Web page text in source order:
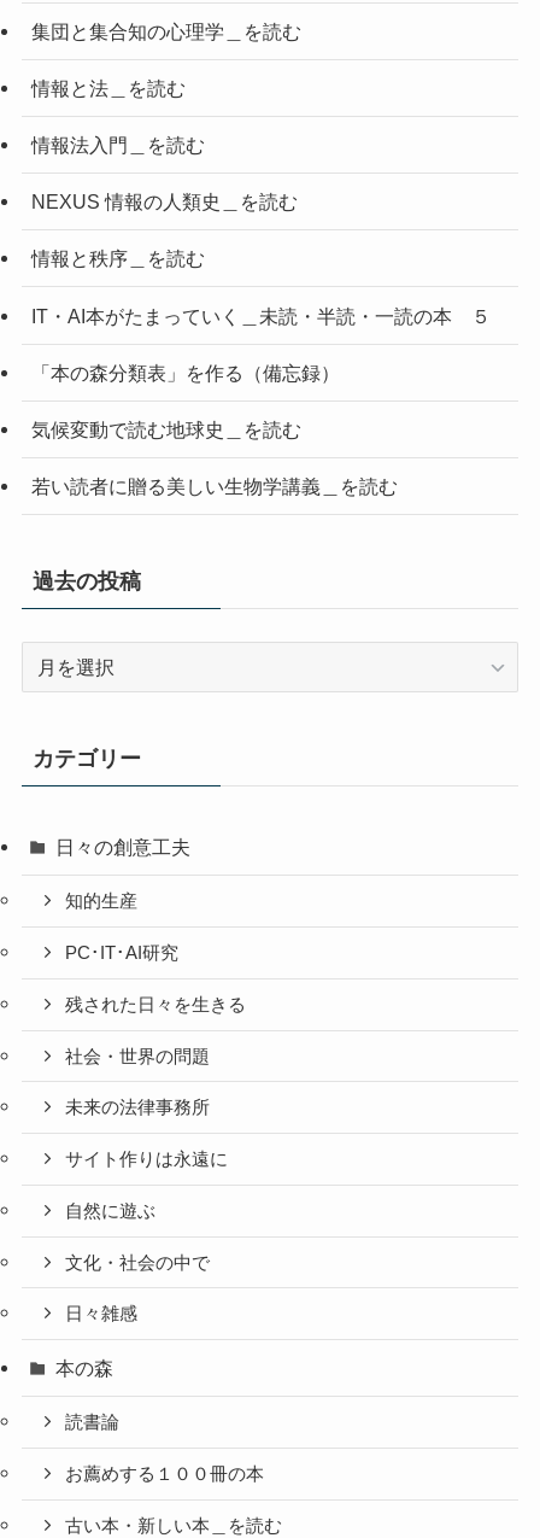
集団と集合知の心理学＿を読む
情報と法＿を読む
情報法入門＿を読む
NEXUS 情報の人類史＿を読む
情報と秩序＿を読む
IT・AI本がたまっていく＿未読・半読・一読の本 ５
「本の森分類表」を作る（備忘録）
気候変動で読む地球史＿を読む
若い読者に贈る美しい生物学講義＿を読む
過去の投稿
稿
カテゴリー
日々の創意工夫
知的生産
PC･IT･AI研究
残された日々を生きる
社会・世界の問題
未来の法律事務所
サイト作りは永遠に
自然に遊ぶ
文化・社会の中で
日々雑感
本の森
読書論
お薦めする１００冊の本
古い本・新しい本＿を読む